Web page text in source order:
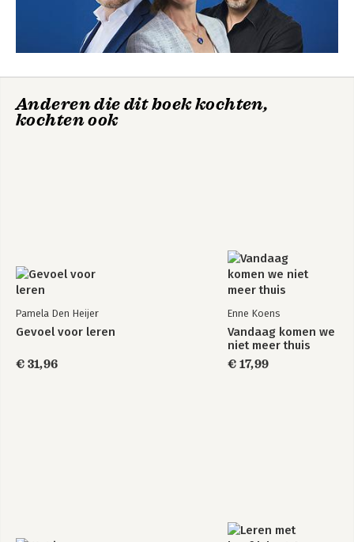
Bekijk alle boeken
Anderen die dit boek kochten,
kochten ook
Pamela Den Heijer
Gevoel voor leren
€ 31,96
Enne Koens
Vandaag komen we
niet meer thuis
€ 17,99